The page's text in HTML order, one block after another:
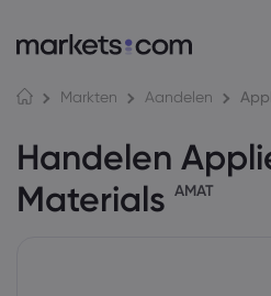
Markten Aandelen
Handelen
Materials AMAT